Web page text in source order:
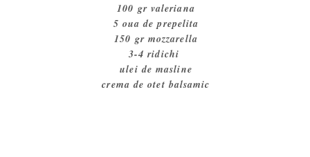
100 gr valeriana
5 oua de prepelita
150 gr mozzarella
3-4 ridichi
ulei de masline
crema de otet balsamic